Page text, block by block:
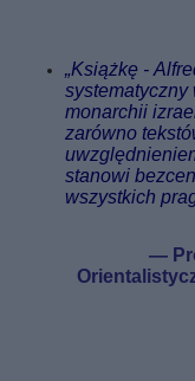
„Książkę -
systematyczny
monarchii
zarówno
stanowi
wszystkich
—